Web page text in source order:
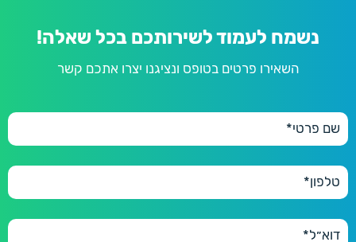
נשמח לעמוד לשירותכם בכל שאלה!
השאירו פרטים בטופס ונציגנו יצרו אתכם קשר